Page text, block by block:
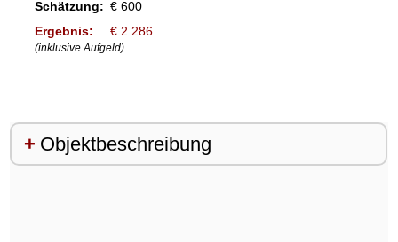
Schätzung: € 600
Ergebnis:
€ 2.286
(inklusive Aufgeld)
Objektbeschreibung